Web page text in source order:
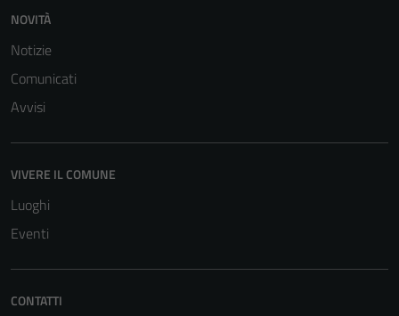
NOVITÀ
Notizie
Comunicati
Avvisi
VIVERE IL COMUNE
Luoghi
Eventi
CONTATTI